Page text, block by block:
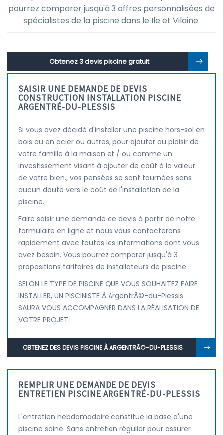
pourrez comparer jusqu'à 3 offres personnalisées de
spécialistes de la piscine dans le Ile et Vilaine.
Obtenez 3 devis piscine gratuit
SAISIR UNE DEMANDE DE DEVIS
CONSTRUCTION INSTALLATION PISCINE
ARGENTRÉ-DU-PLESSIS
Si vous avez décidé d'installer une piscine hors-sol en
bois ou en acier ou autres, pour ajouter au plaisir de
votre famille à la maison et / ou comme un
investissement visant à ajouter de coût à la valeur
de votre bien., vos pensées se sont tournées sans
aucun doute vers le coût de l'installation de la
piscine.
Faire saisir une demande de devis à partir de notre
formulaire en ligne et nous vous contacterons
rapidement avec toutes les informations dont vous
avez besoin. Vous pourrez comparer jusqu'à 3
propositions tarifaires de installateurs de piscine.
SELON LE TYPE DE PISCINE QUE VOUS SOUHAITEZ FAIRE
INSTALLER, UN PISCINISTE À ArgentrÃ©-du-Plessis
SAURA VOUS ACCOMPAGNER DANS LA RÉALISATION DE
VOTRE PROJET.
OBTENEZ DES DEVIS PISCINE À ARGENTRÃ©-DU-PLESSIS
REMPLIR UNE DEMANDE DE DEVIS
ENTRETIEN PISCINE ARGENTRÉ-DU-PLESSIS
L'entretien hebdomadaire constitue la base d'une
piscine saine. Sans entretien régulier pour assurer